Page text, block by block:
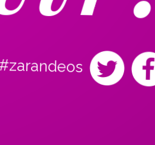
#zarandeos